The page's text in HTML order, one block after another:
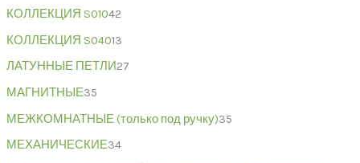
КОЛЛЕКЦИЯ S01042
КОЛЛЕКЦИЯ S04013
ЛАТУННЫЕ ПЕТЛИ27
МАГНИТНЫЕ35
МЕЖКОМНАТНЫЕ (только под ручку)35
МЕХАНИЧЕСКИЕ34